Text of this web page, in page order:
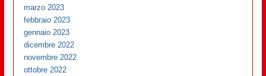
marzo 2023
febbraio 2023
gennaio 2023
dicembre 2022
novembre 2022
ottobre 2022